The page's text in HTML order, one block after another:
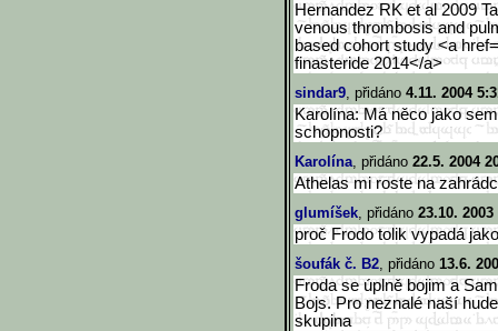
Hernandez RK et al 2009
venous thrombosis and
based cohort study <a
finasteride 2014</a>
sindar9, přidáno 4.11. 2004
Karolína: Má něco jako
schopnosti?
Karolína, přidáno 22.5. 2004
Athelas mi roste na
glumíšek, přidáno 23.10. 2003
proč Frodo tolik vypadá
šoufák č. B2, přidáno 13.6.
Froda se úplně bojim a
Bojs. Pro neznalé naší
skupina